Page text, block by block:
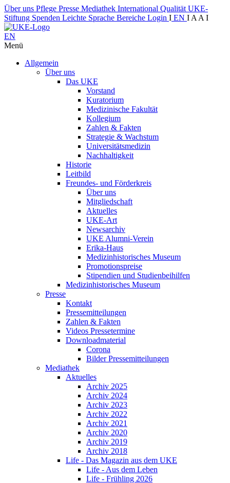
Über uns Pflege Presse Mediathek International Qualität UKE-
Stiftung Spenden Leichte Sprache Bereiche Login I EN I A A I
EN
Menü
Allgemein
Über uns
Das UKE
Vorstand
Kuratorium
Medizinische Fakultät
Kollegium
Zahlen & Fakten
Strategie & Wachstum
Universitätsmedizin
Nachhaltigkeit
Historie
Leitbild
Freundes- und Förderkreis
Über uns
Mitgliedschaft
Aktuelles
UKE-Art
Newsarchiv
UKE Alumni-Verein
Erika-Haus
Medizinhistorisches Museum
Promotionspreise
Stipendien und Studienbeihilfen
Medizinhistorisches Museum
Presse
Kontakt
Pressemitteilungen
Zahlen & Fakten
Videos Pressetermine
Downloadmaterial
Corona
Bilder Pressemitteilungen
Mediathek
Aktuelles
Archiv 2025
Archiv 2024
Archiv 2023
Archiv 2022
Archiv 2021
Archiv 2020
Archiv 2019
Archiv 2018
Life - Das Magazin aus dem UKE
Life - Aus dem Leben
Life - Frühling 2026